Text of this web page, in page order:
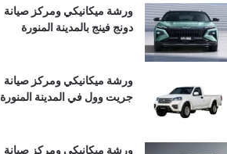
ورشة ميكانيكي ومركز صيانة
دونج فينج بالمدينة المنورة
ورشة ميكانيكي ومركز صيانة
جريت وول في المدينة المنورة
ورشة ميكانيكي ومركز صيانة